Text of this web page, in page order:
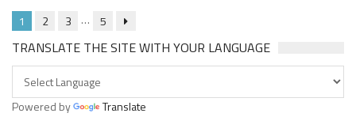
1 2 3 … 5
TRANSLATE THE SITE WITH YOUR LANGUAGE
Powered by Translate